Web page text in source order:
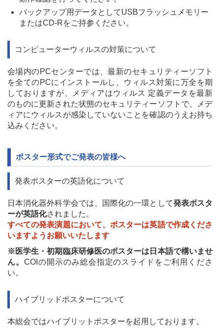
バックアップ用データとしてUSBフラッシュメモリー
またはCD-Rをご持参ください。
コンピューターウィルスの対策について
会場内のPCセンターでは、最新のセキュリティーソフト
を全てのPCにインストールし、ウィルス対策に万全を期
しておりますが、メディアはウィルス 定義データを最新
のものに更新された状態のセキュリティーソフトで、メデ
ィアにウィルスが感染していないことを確認のうえお持ち
込みください。
ポスター形式でご発表の皆様へ
発表ポスターの英語化について
日本消化器外科学会では、国際化の一環として発表ポスタ
ーが英語化されました。
すべての発表演題において、ポスターは英語で作成くださ
いますようお願いいたします
※医学生・初期臨床研修医のポスターは日本語で構いませ
ん。 COIの開示のみ総会指定のスライドをご利用くださ
い。
ハイブリッドポスターについて
本総会ではハイブリットポスターを起用しております。